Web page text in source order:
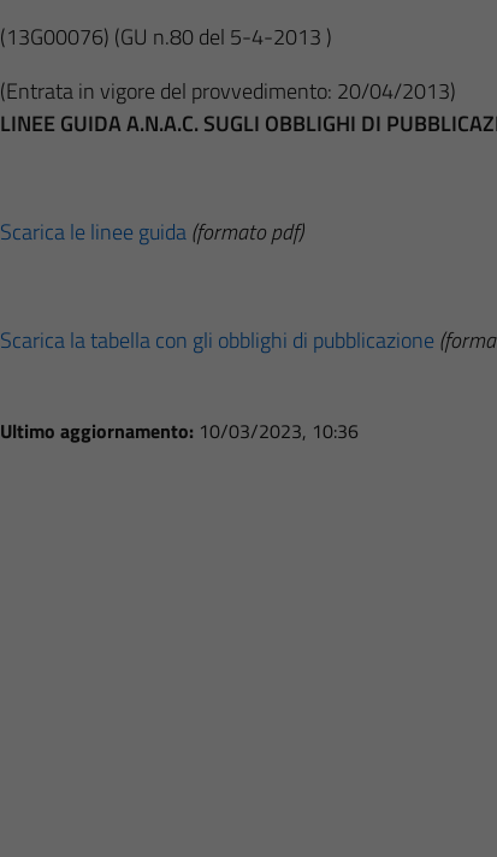
(13G00076) (GU n.80 del 5-4-2013 )
(Entrata in vigore del provvedimento: 20/04/2013)
LINEE GUIDA A.N.A.C. SUGLI OBBLIGHI DI
Scarica le linee guida(formato pdf)
Scarica la tabella con gli obblighi di pubblicazione
Ultimo aggiornamento: 10/03/2023, 10:36